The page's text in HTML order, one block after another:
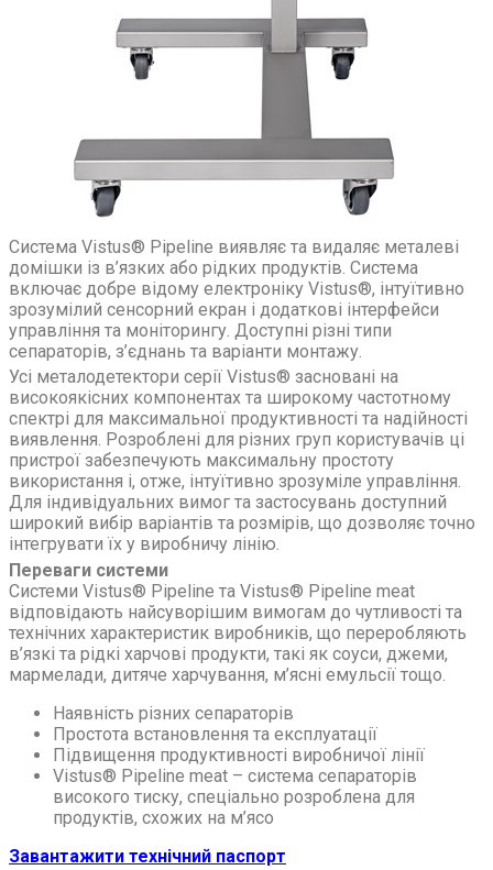
Система Vistus® Pipeline виявляє та видаляє металеві
домішки із в’язких або рідких продуктів. Система
включає добре відому електроніку Vistus®, інтуїтивно
зрозумілий сенсорний екран і додаткові інтерфейси
управління та моніторингу. Доступні різні типи
сепараторів, з’єднань та варіанти монтажу.
Усі металодетектори серії Vistus® засновані на
високоякісних компонентах та широкому частотному
спектрі для максимальної продуктивності та надійності
виявлення. Розроблені для різних груп користувачів ці
пристрої забезпечують максимальну простоту
використання і, отже, інтуїтивно зрозуміле управління.
Для індивідуальних вимог та застосувань доступний
широкий вибір варіантів та розмірів, що дозволяє точно
інтегрувати їх у виробничу лінію.
Переваги системи
Системи Vistus® Pipeline та Vistus® Pipeline meat
відповідають найсуворішим вимогам до чутливості та
технічних характеристик виробників, що переробляють
в’язкі та рідкі харчові продукти, такі як соуси, джеми,
мармелади, дитяче харчування, м’ясні емульсії тощо.
Наявність різних сепараторів
Простота встановлення та експлуатації
Підвищення продуктивності виробничої лінії
Vistus® Pipeline meat – система сепараторів
високого тиску, спеціально розроблена для
продуктів, схожих на м’ясо
Завантажити технічний паспорт